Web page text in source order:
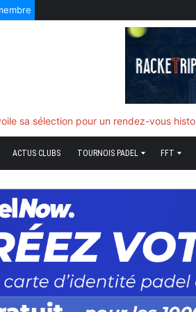
tout bascule
ACTUS CLUBS TOURNOIS PADEL FFT